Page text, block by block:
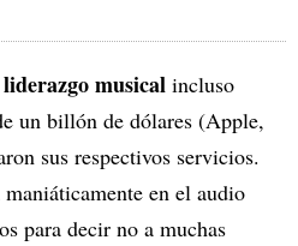
musical incluso
un billón de dólares (Apple,
sus respectivos servicios.
en el audio
para decir no a muchas